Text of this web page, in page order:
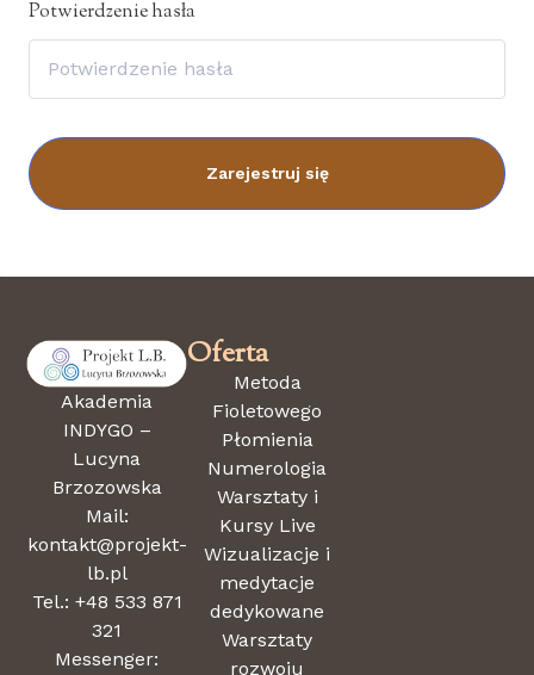
Potwierdzenie hasła
Zarejestruj się
Akademia
INDYGO –
Lucyna
Brzozowska
Mail:
kontakt@projekt-
lb.pl
Tel.: +48 533 871
321
Messenger:
Oferta
Metoda
Fioletowego
Płomienia
Numerologia
Warsztaty i
Kursy Live
Wizualizacje i
medytacje
dedykowane
Warsztaty
rozwoju